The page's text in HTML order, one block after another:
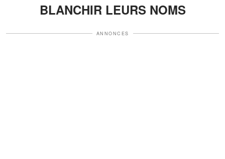
BLANCHIR LEURS NOMS
ANNONCES